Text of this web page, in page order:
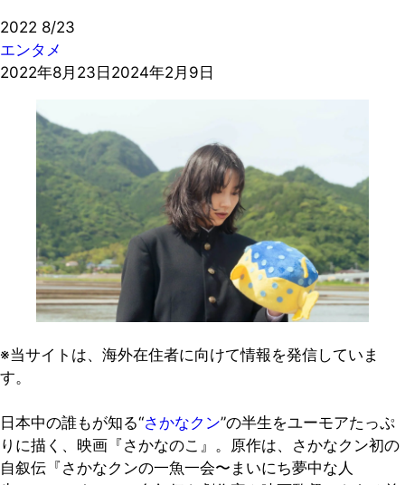
2022 8/23
エンタメ
2022年8月23日 2024年2月9日
※当サイトは、海外在住者に向けて情報を発信していま
す。
日本中の誰もが知る“さかなクン”の半生をユーモアたっぷ
りに描く、映画『さかなのこ』。原作は、さかなクン初の
自叙伝『さかなクンの一魚一会〜まいにち夢中な人